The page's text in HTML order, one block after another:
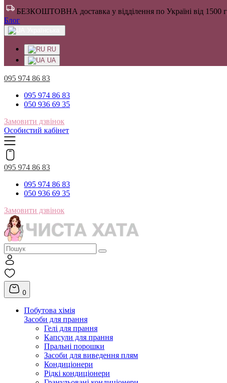
БЕЗКОШТОВНА доставка у відділення по Україні від 1500
Блог
RU
UA
095 974 86 83
095 974 86 83
050 936 69 35
Замовити дзвінок
Особистий кабінет
095 974 86 83
095 974 86 83
050 936 69 35
Замовити дзвінок
0
Побутова хімія
Засоби для прання
Гелі для прання
Капсули для прання
Пральні порошки
Засоби для виведення плям
Кондиціонери
Рідкі кондиціонери